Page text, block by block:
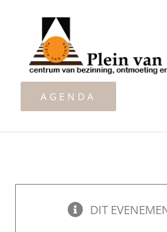
AGENDA
DIT